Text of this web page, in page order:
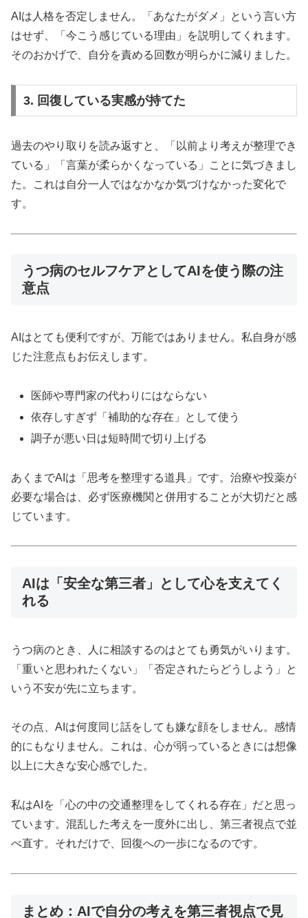
AIは人格を否定しません。「あなたがダメ」という言い方
はせず、「今こう感じている理由」を説明してくれます。
そのおかげで、自分を責める回数が明らかに減りました。
3. 回復している実感が持てた
過去のやり取りを読み返すと、「以前より考えが整理でき
ている」「言葉が柔らかくなっている」ことに気づきまし
た。これは自分一人ではなかなか気づけなかった変化で
す。
うつ病のセルフケアとしてAIを使う際の注
意点
AIはとても便利ですが、万能ではありません。私自身が感
じた注意点もお伝えします。
医師や専門家の代わりにはならない
依存しすぎず「補助的な存在」として使う
調子が悪い日は短時間で切り上げる
あくまでAIは「思考を整理する道具」です。治療や投薬が
必要な場合は、必ず医療機関と併用することが大切だと感
じています。
AIは「安全な第三者」として心を支えてく
れる
うつ病のとき、人に相談するのはとても勇気がいります。
「重いと思われたくない」「否定されたらどうしよう」と
いう不安が先に立ちます。
その点、AIは何度同じ話をしても嫌な顔をしません。感情
的にもなりません。これは、心が弱っているときには想像
以上に大きな安心感でした。
私はAIを「心の中の交通整理をしてくれる存在」だと思っ
ています。混乱した考えを一度外に出し、第三者視点で並
べ直す。それだけで、回復への一歩になるのです。
まとめ：AIで自分の考えを第三者視点で見